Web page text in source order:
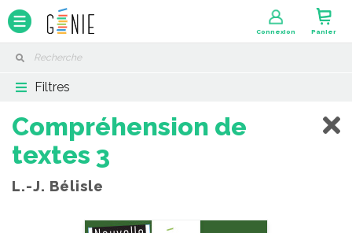
Connexion Panier
Filtres
Compréhension de
textes 3
L.-J. Bélisle
Panneau de gestion des cookies